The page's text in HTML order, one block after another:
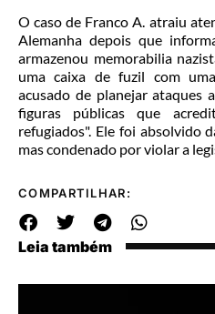
O caso de Franco A. atraiu
Alemanha depois que
armazenou memorabilia
uma caixa de fuzil com
acusado de planejar ataques
figuras públicas que
refugiados". Ele foi absolvido
mas condenado por violar a
COMPARTILHAR:
Leia também